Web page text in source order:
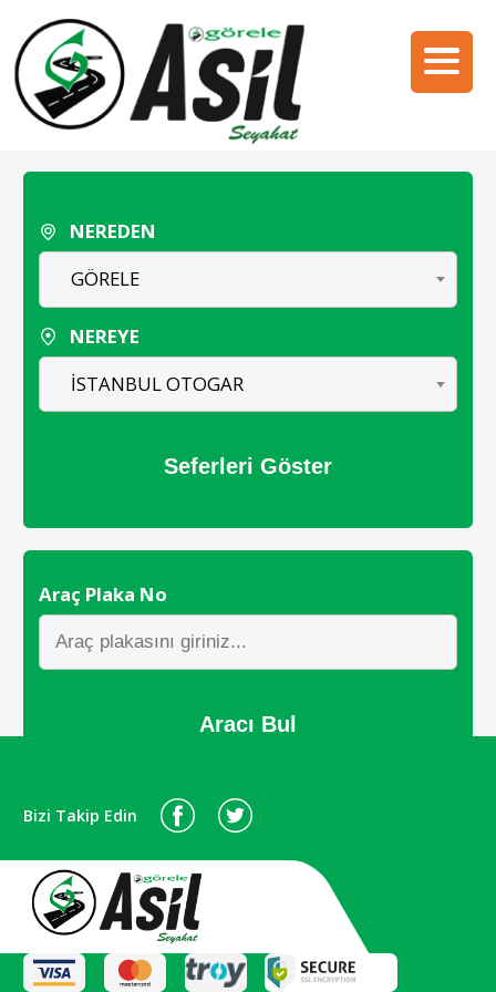
NEREDEN
GÖRELE
NEREYE
İSTANBUL OTOGAR
Seferleri Göster
Araç Plaka No
Aracı Bul
Bizi Takip Edin